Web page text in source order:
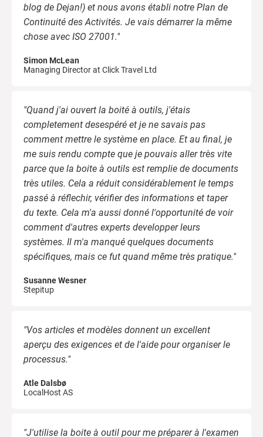
blog de Dejan!) et nous avons établi notre Plan de
Continuité des Activités. Je vais démarrer la même
chose avec ISO 27001."
Simon McLean
Managing Director at Click Travel Ltd
"Quand j'ai ouvert la boité à outils, j'étais
completement desespéré et je ne savais pas
comment mettre le système en place. Et au final, je
me suis rendu compte que je pouvais aller très vite
parce que la boite à outils est remplie de documents
très utiles. Cela a réduit considérablement le temps
passé à réflechir, vérifier des informations et taper
du texte. Cela m'a aussi donné l'opportunité de voir
comment d'autres experts developper leurs
systèmes. Il m'a manqué quelques documents
spécifiques, mais ce fut quand même très pratique."
Susanne Wesner
Stepitup
"Vos articles et modèles donnent un excellent
aperçu des exigences et de l'aide pour organiser le
processus."
Atle Dalsbø
LocalHost AS
"J'utilise la boite à outil pour me préparer à l'examen